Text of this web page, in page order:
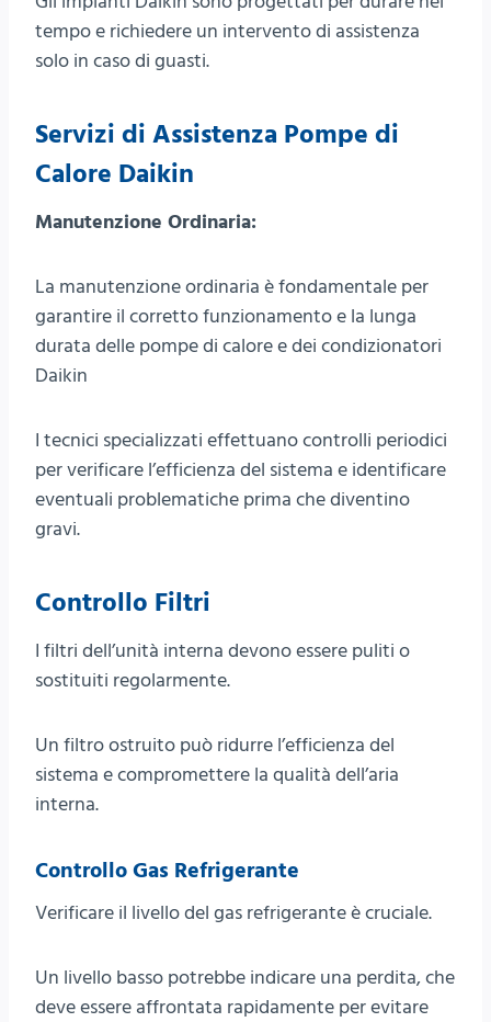
tempo e richiedere un intervento di assistenza
solo in caso di guasti.
Servizi di Assistenza Pompe di
Calore Daikin
Manutenzione Ordinaria:
La manutenzione ordinaria è fondamentale per
garantire il corretto funzionamento e la lunga
durata delle pompe di calore e dei condizionatori
Daikin
I tecnici specializzati effettuano controlli periodici
per verificare l’efficienza del sistema e identificare
eventuali problematiche prima che diventino
gravi.
Controllo Filtri
I filtri dell’unità interna devono essere puliti o
sostituiti regolarmente.
Un filtro ostruito può ridurre l’efficienza del
sistema e compromettere la qualità dell’aria
interna.
Controllo Gas Refrigerante
Verificare il livello del gas refrigerante è cruciale.
Un livello basso potrebbe indicare una perdita, che
deve essere affrontata rapidamente per evitare